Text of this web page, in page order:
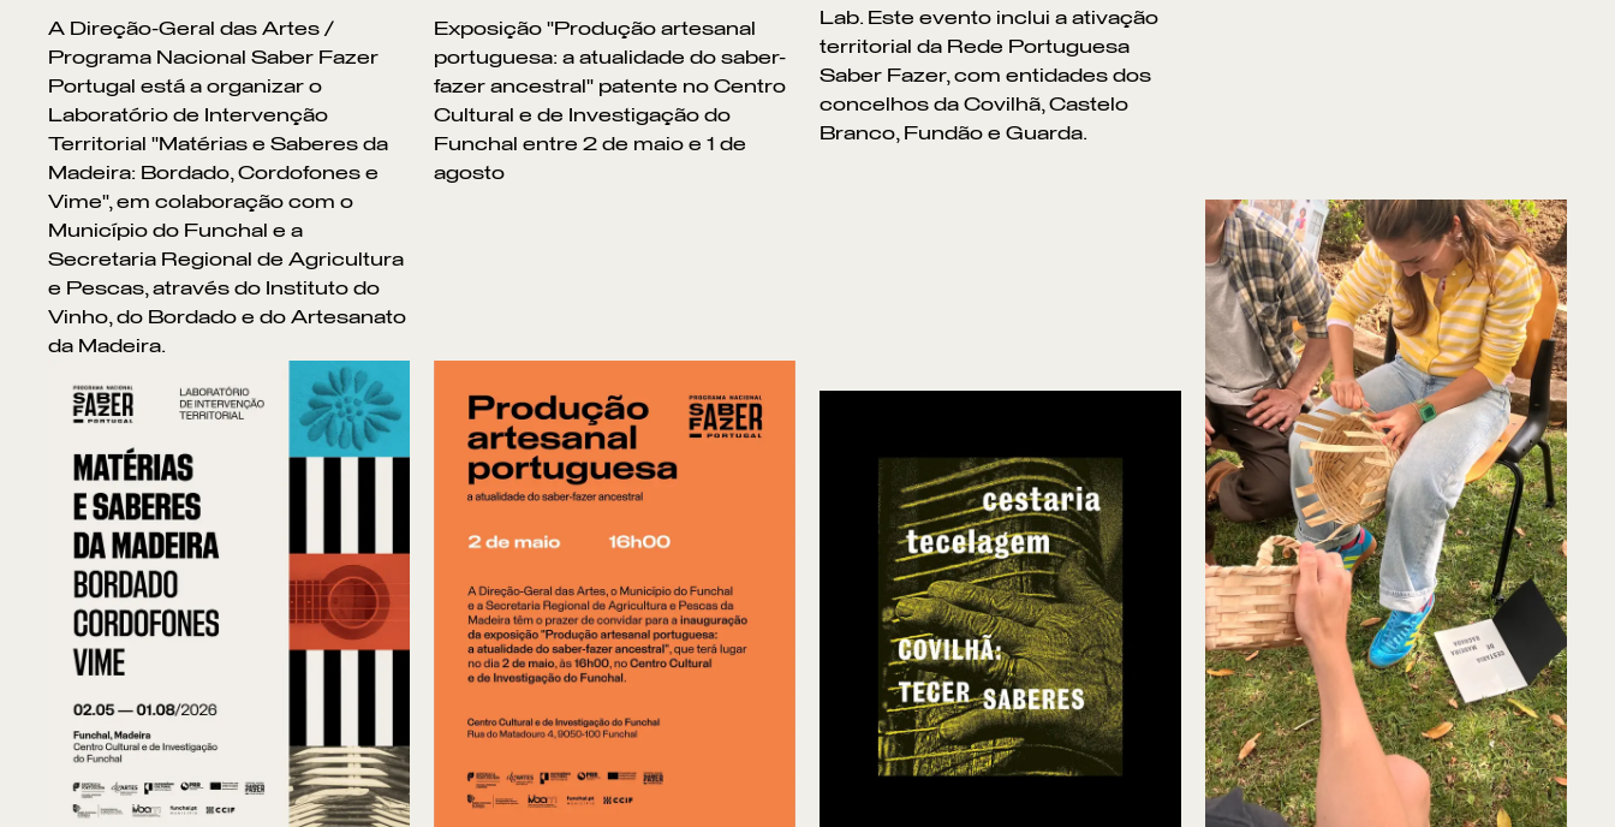
A Direção-Geral das Artes /
Programa Nacional Saber Fazer
Portugal está a organizar o
Laboratório de Intervenção
Territorial "Matérias e Saberes da
Madeira: Bordado, Cordofones e
Vime", em colaboração com o
Município do Funchal e a
Secretaria Regional de Agricultura
e Pescas, através do Instituto do
Vinho, do Bordado e do Artesanato
da Madeira.
Exposição "Produção artesanal
portuguesa: a atualidade do saber-
fazer ancestral" patente no Centro
Cultural e de Investigação do
Funchal entre 2 de maio e 1 de
agosto
Lab. Este evento inclui a ativação
territorial da Rede Portuguesa
Saber Fazer, com entidades dos
concelhos da Covilhã, Castelo
Branco, Fundão e Guarda.